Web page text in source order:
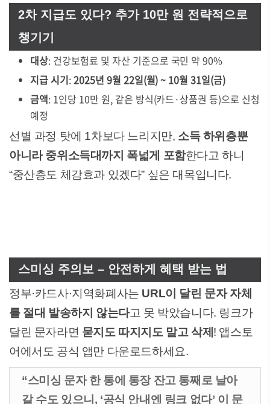
2차 지급도 있다? 추가 10만 원 전략적으로
챙기기
대상: 건강보험료 및 자산 기준으로 국민 약 90%
지급 시기:2025년 9월 22일(월) ~ 10월 31일(금)
금액: 1인당 10만 원, 같은 방식(카드·상품권 등)으로 신청
예정
선별 과정 탓에 1차보다 느리지만, 소득 하위층뿐
아니라 중위소득대까지 폭넓게 포함한다고 하니
“중산층도 체감효과 있겠다” 싶은 대목입니다.
스미싱 주의보 – 안전하게 혜택 받는 법
정부·카드사·지역화폐사는 URL이 달린 문자 자체
를 절대 발송하지 않는다고 못 박았습니다. 링크가
달린 문자라면 묻지도 따지지도 말고 삭제 ! 앱스토
어에서도 공식 앱만 다운로드하세요.
“스미싱 문자 한 통에 통장 잔고 통째로 날아
갈 수도 있으니, ‘공식 안내엔 링크 없다’ 이 문